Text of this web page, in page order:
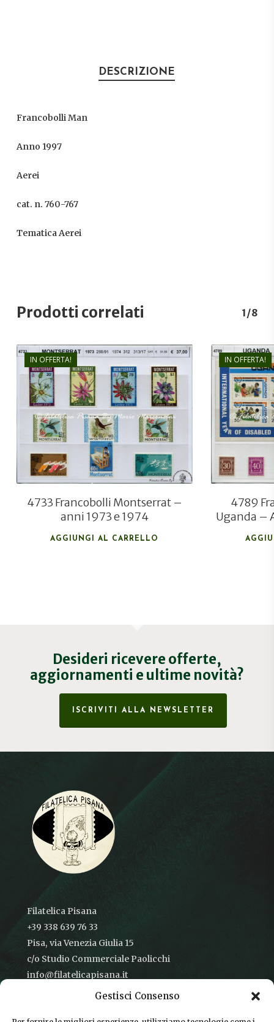
Gestisci Consenso
DESCRIZIONE
Francobolli Man
Anno 1997
Aerei
cat. n. 760-767
Tematica Aerei
Prodotti correlati 1/8
IN OFFERTA!
€37,00
€26,00
4733 Francobolli Montserrat –
anni 1973 e 1974
AGGIUNGI AL CARRELLO
IN OFFERTA!
4789
Uganda –
Desideri ricevere offerte,
aggiornamenti e ultime novità?
ISCRIVITI ALLA NEWSLETTER
Filatelica Pisana
+39 338 639 76 33
Pisa, via Venezia Giulia 15
c/o Studio Commerciale Paolicchi
info@filatelicapisana.it